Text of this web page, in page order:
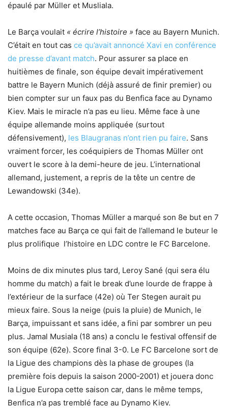
épaulé par Müller et Musliala.
Le Barça voulait « écrire l’histoire » face au Bayern Munich.
C’était en tout cas ce qu’avait annoncé Xavi en conférence
de presse d’avant match. Pour assurer sa place en
huitièmes de finale, son équipe devait impérativement
battre le Bayern Munich (déjà assuré de finir premier) ou
bien compter sur un faux pas du Benfica face au Dynamo
Kiev. Mais le miracle n’a pas eu lieu. Même face à une
équipe allemande moins appliquée (surtout
défensivement), les Blaugranas n’ont rien pu faire. Sans
vraiment forcer, les coéquipiers de Thomas Müller ont
ouvert le score à la demi-heure de jeu. L’international
allemand, justement, a repris de la tête un centre de
Lewandowski (34e).
A cette occasion, Thomas Müller a marqué son 8e but en 7
matches face au Barça ce qui fait de l’allemand le buteur le
plus prolifique l’histoire en LDC contre le FC Barcelone.
Moins de dix minutes plus tard, Leroy Sané (qui sera élu
homme du match) a fait le break d’une lourde de frappe à
l’extérieur de la surface (42e) où Ter Stegen aurait pu
mieux faire. Sous la neige (puis la pluie) de Munich, le
Barça, impuissant et sans idée, a fini par sombrer un peu
plus. Jamal Musiala (18 ans) a conclu le festival offensif de
son équipe (62e). Score final 3-0. Le FC Barcelone sort de
la Ligue des champions dès la phase de groupes (la
première fois depuis la saison 2000-2001) et jouera donc
la Ligue Europa cette saison car, dans le même temps,
Benfica n’a pas tremblé face au Dynamo Kiev.